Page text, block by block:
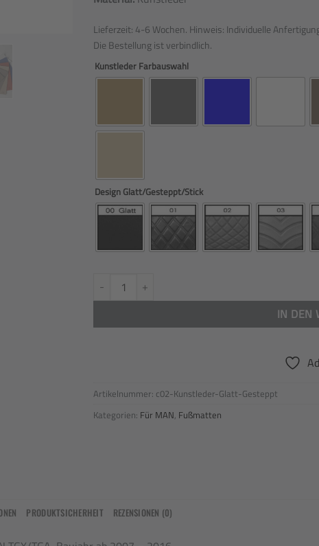
Lieferzeit: 4-6 Wochen. Hinweis: Individuelle
Die Bestellung ist verbindlich.
Kunstleder Farbauswahl
Design Glatt/Gesteppt/Stick
Kunstleder Fußmatten Glatt/Gesteppt passend für
IN DEN
Artikelnummer: c02-Kunstleder-Glatt-Gesteppt
Kategorien: Für MAN, Fußmatten
PRODUKTSICHERHEIT REZENSIONEN (0)